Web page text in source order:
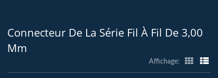
Connecteur De La Série Fil À Fil De 3,00
Mm
Affichage: